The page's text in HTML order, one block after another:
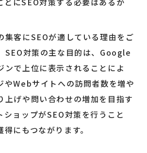
集客にSEOが適している理由をご
SEO対策の主な目的は、Google
ンで上位に表示されることによ
やWebサイトへの訪問者数を増や
上げや問い合わせの増加を目指す
ショップがSEO対策を行うこと
にもつながります。